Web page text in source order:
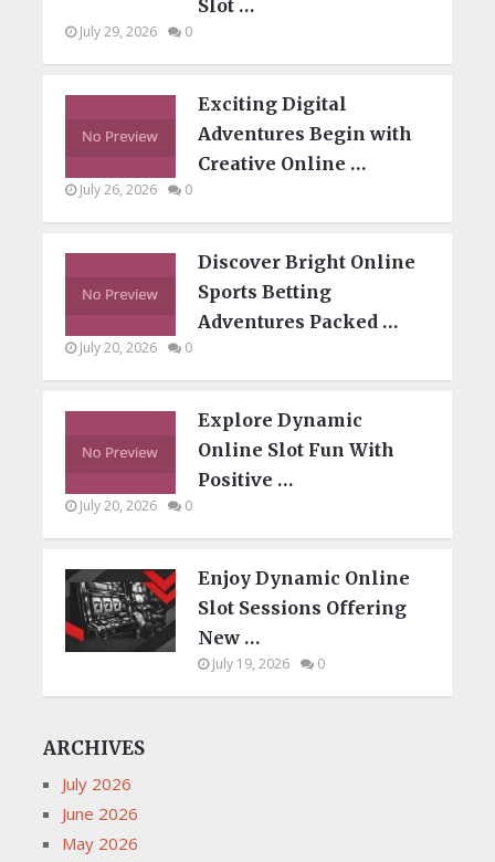
Slot …
July 29, 2026 0
Exciting Digital
Adventures Begin with
Creative Online …
July 26, 2026 0
Discover Bright Online
Sports Betting
Adventures Packed …
July 20, 2026 0
Explore Dynamic
Online Slot Fun With
Positive …
July 20, 2026 0
Enjoy Dynamic Online
Slot Sessions Offering
New …
July 19, 2026 0
ARCHIVES
July 2026
June 2026
May 2026